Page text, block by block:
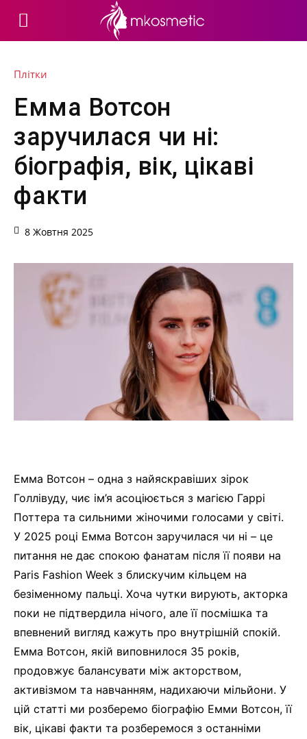
Плітки
Емма Вотсон
заручилася чи ні:
біографія, вік, цікаві
факти
8 Жовтня 2025
Емма Вотсон – одна з найяскравіших зірок
Голлівуду, чиє ім’я асоціюється з магією Гаррі
Поттера та сильними жіночими голосами у світі.
У 2025 році Емма Вотсон заручилася чи ні – це
питання не дає спокою фанатам після її появи на
Paris Fashion Week з блискучим кільцем на
безіменному пальці. Хоча чутки вирують, акторка
поки не підтвердила нічого, але її посмішка та
впевнений вигляд кажуть про внутрішній спокій.
Емма Вотсон, якій виповнилося 35 років,
продовжує балансувати між акторством,
активізмом та навчанням, надихаючи мільйони. У
цій статті ми розберемо біографію Емми Вотсон, її
вік, цікаві факти та розберемося з останніми